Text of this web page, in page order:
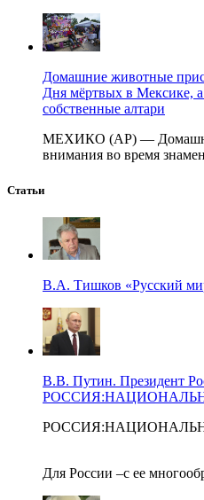
Домашние животные
Дня мёртвых в Мексике,
собственные алтари
МЕХИКО (AP) —
внимания во время
Статьи
В.А. Тишков «Русский
В.В. Путин. Президент
Для России –с ее